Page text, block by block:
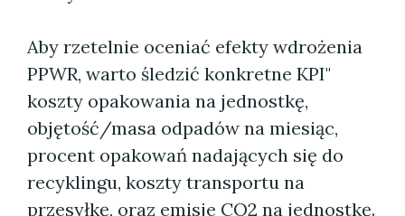
Aby rzetelnie oceniać efekty wdrożenia
PPWR, warto śledzić konkretne KPI"
koszty opakowania na jednostkę,
objętość/masa odpadów na miesiąc,
procent opakowań nadających się do
recyklingu, koszty transportu na
przesyłkę, oraz emisje CO2 na jednostkę.